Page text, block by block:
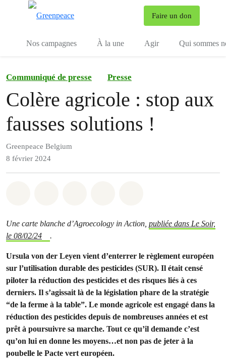
Faire un don
Nos campagnes À la une Agir Qui sommes
Communiqué de presse Presse
Colère agricole : stop aux
fausses solutions !
Greenpeace Belgium
8 février 2024
Une carte blanche d’Agroecology in Action, publiée dans Le Soir,
le 08/02/24
.
Ursula von der Leyen vient d’enterrer le règlement européen
sur l’utilisation durable des pesticides (SUR). Il était censé
piloter la réduction des pesticides et des risques liés à ces
derniers. Il s’agissait là de la législation phare de la stratégie
“de la ferme à la table”. Le monde agricole est engagé dans la
réduction des pesticides depuis de nombreuses années et est
prêt à poursuivre sa marche. Tout ce qu’il demande c’est
qu’on lui en donne les moyens…et non pas de jeter à la
poubelle le Pacte vert européen.